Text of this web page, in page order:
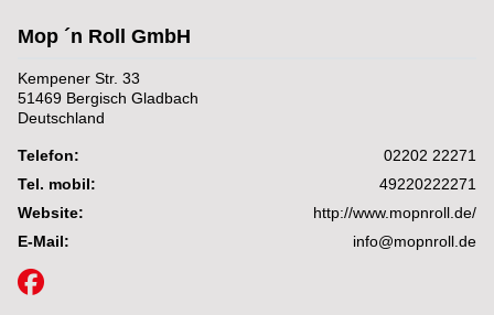
Mop ´n Roll GmbH
Kempener Str. 33
51469 Bergisch Gladbach
Deutschland
Telefon:
02202 22271
Tel. mobil:
49220222271
Website:
http://www.mopnroll.de/
E-Mail:
info@mopnroll.de